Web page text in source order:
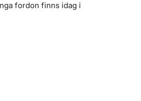
fordon finns idag i